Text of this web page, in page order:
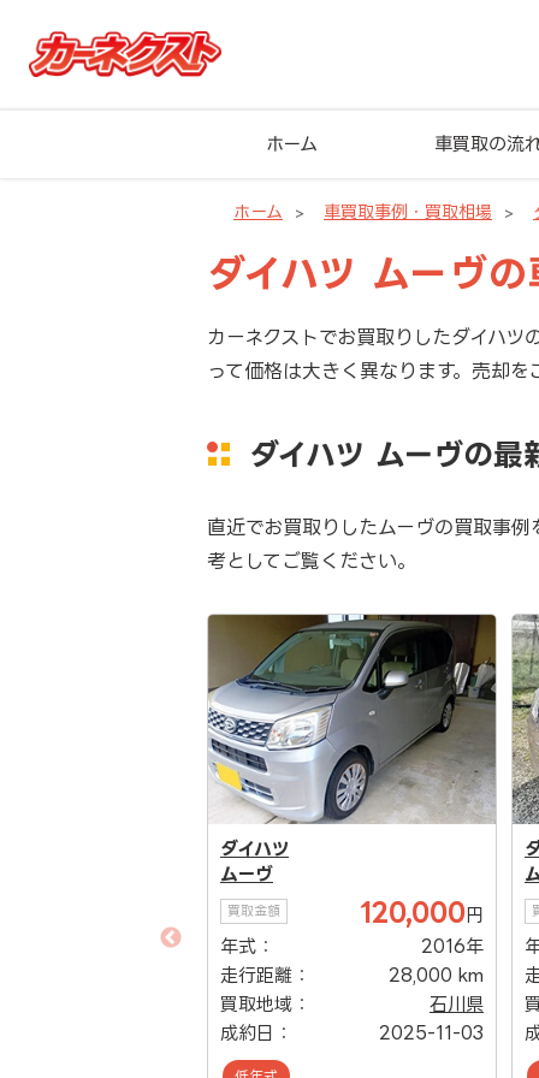
ホーム 車買取の流
ホーム 車買取事例・買取相場
ダイハツ ムーヴ
カーネクストでお買取りしたダイハ
って価格は大きく異なります。売却
ダイハツ ムーヴの最
直近でお買取りしたムーヴの買取事
考としてご覧ください。
ダイハツ
ムーヴ
買取金額 120,000円
年式：
2016年
走行距離：
28,000 km
買取地域：
石川県
成約日：
2025-11-03